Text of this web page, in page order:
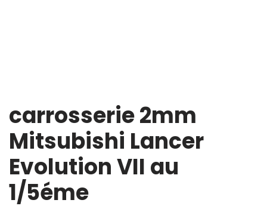
carrosserie 2mm
Mitsubishi Lancer
Evolution VII au
1/5éme